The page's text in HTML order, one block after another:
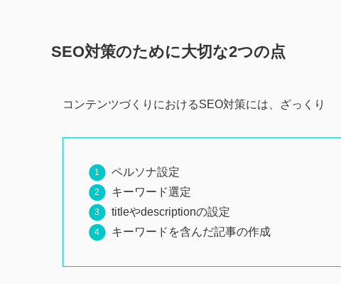
SEO対策のために大切な2つの点
コンテンツづくりにおけるSEO対策には、ざっくり
ペルソナ設定
キーワード選定
titleやdescriptionの設定
キーワードを含んだ記事の作成